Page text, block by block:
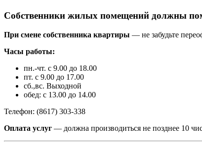
Собственники жилых помещений должны
При смене собственника квартиры — не забудьте
Часы работы:
пн.-чт. с 9.00 до 18.00
пт. с 9.00 до 17.00
сб.,вс. Выходной
обед: с 13.00 до 14.00
Телефон: (8617) 303-338
Оплата услуг — должна производиться не позднее 10